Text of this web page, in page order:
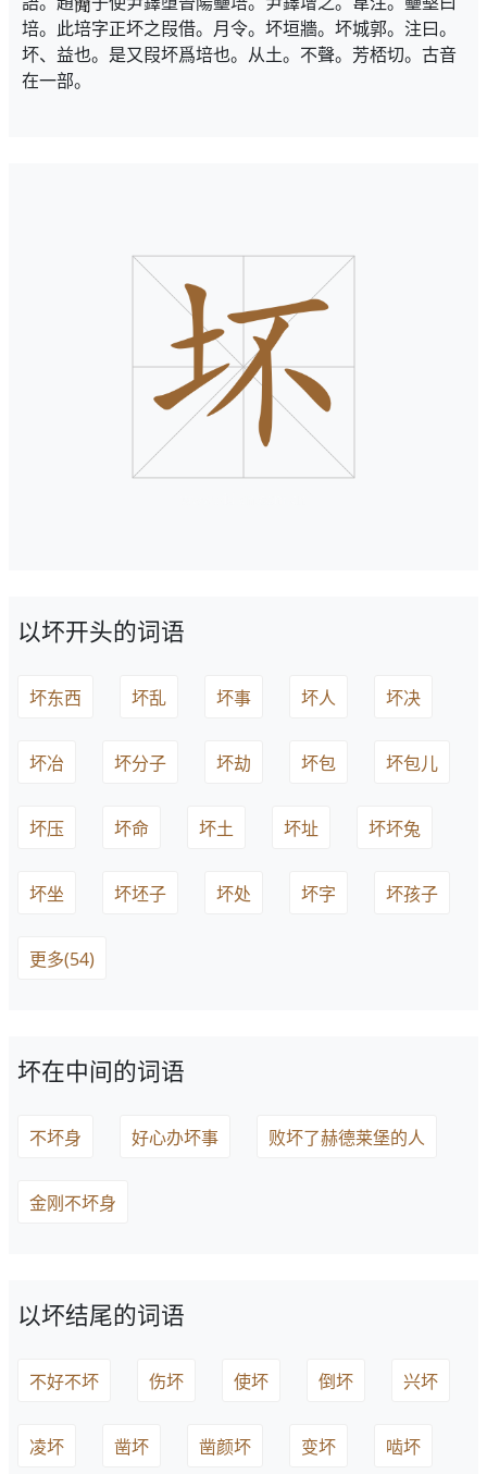
培。此培字正坏之叚借。月令。坏垣牆。坏城郭。注曰。
坏、益也。是又叚坏爲培也。从土。不聲。芳桮切。古音
在一部。
以坏开头的词语
坏东西 坏乱 坏事 坏人 坏决
坏冶 坏分子 坏劫 坏包 坏包儿
坏压 坏命 坏土 坏址 坏坏兔
坏坐 坏坯子 坏处 坏字 坏孩子
更多(54)
坏在中间的词语
不坏身 好心办坏事 败坏了赫德莱堡的人
金刚不坏身
以坏结尾的词语
不好不坏 伤坏 使坏 倒坏 兴坏
凌坏 凿坏 凿颜坏 变坏 啮坏